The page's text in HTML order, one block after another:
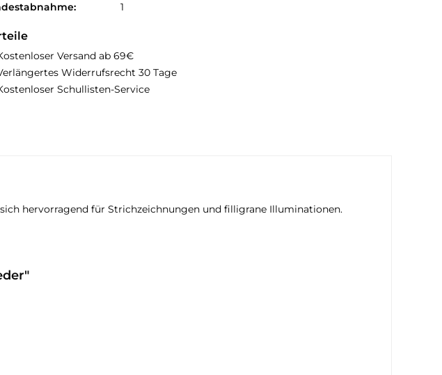
1
Versand ab 69€
Widerrufsrecht 30 Tage
Schullisten-Service
hervorragend für Strichzeichnungen und filligrane Illuminationen.